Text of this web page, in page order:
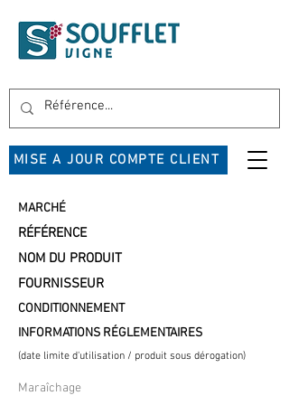
MISE A JOUR COMPTE CLIENT
MARCHÉ
RÉFÉRENCE
NOM DU PRODUIT
FOURNISSEUR
CONDITIONNEMENT
INFORMATIONS RÉGLEMENTAIRES
(date limite d'utilisation / produit sous dérogation)
Maraîchage